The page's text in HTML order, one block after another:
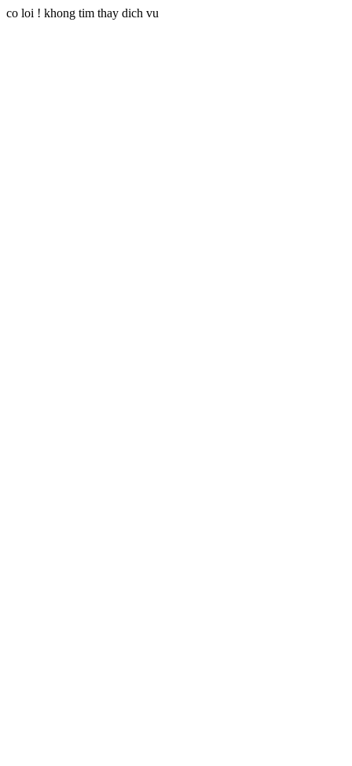
co loi ! khong tim thay dich vu